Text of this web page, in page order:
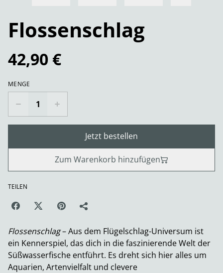
Flossenschlag
42,90 €
MENGE
Jetzt bestellen
Zum Warenkorb hinzufügen
TEILEN
Flossenschlag– Aus dem Flügelschlag-Universum ist
ein Kennerspiel, das dich in die faszinierende Welt der
Süßwasserfische entführt. Es dreht sich hier alles um
Aquarien, Artenvielfalt und clevere